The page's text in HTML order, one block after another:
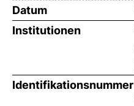
Datum
Institutionen
Identifikationsnummer